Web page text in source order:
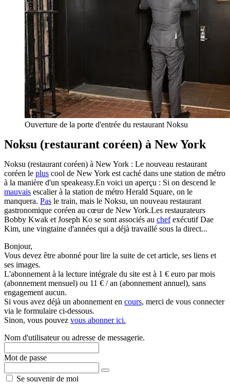
Ouverture de la porte d'entrée du restaurant Noksu
Noksu (restaurant coréen) à New York
Noksu (restaurant coréen) à New York : Le nouveau restaurant
coréen le plus cool de New York est caché dans une station de métro
à la manière d'un speakeasy.En voici un aperçu : Si on descend le
mauvais escalier à la station de métro Herald Square, on le
manquera. Pas le train, mais le Noksu, un nouveau restaurant
gastronomique coréen au cœur de New York.Les restaurateurs
Bobby Kwak et Joseph Ko se sont associés au chefexécutif Dae
Kim, une vingtaine d'années qui a déjà travaillé sous la direct...
Bonjour,
Vous devez être abonné pour lire la suite de cet article, ses liens et
ses images.
L'abonnement à la lecture intégrale du site est à 1 € euro par mois
(abonnement mensuel) ou 11 € / an (abonnement annuel), sans
engagement aucun.
Si vous avez déjà un abonnement en cours, merci de vous connecter
via le formulaire ci-dessous.
Sinon, vous pouvez vous abonner ici.
Nom d'utilisateur ou adresse de messagerie.
Mot de passe
Se souvenir de moi